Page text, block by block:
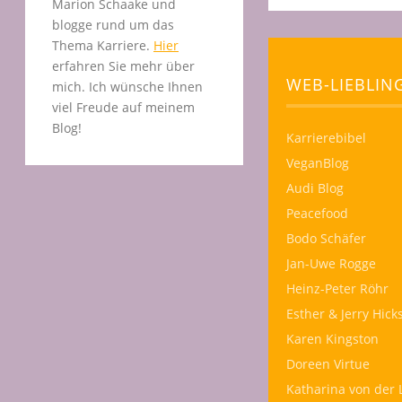
Marion Schaake und
blogge rund um das
Thema Karriere. Hier
erfahren Sie mehr über
mich. Ich wünsche Ihnen
viel Freude auf meinem
Blog!
WEB-
Karrierebibel
VeganBlog
Audi Blog
Peacefood
Bodo Schäfer
Jan-Uwe Rogge
Heinz-Peter Röhr
Esther & Jerry Hicks
Karen Kingston
Doreen Virtue
Katharina von der